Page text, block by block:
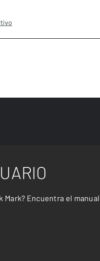
Mark? Encuentra el